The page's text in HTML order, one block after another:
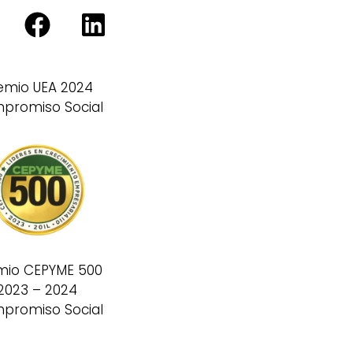
UEA 2024
Social
CEPYME 500
– 2024
Social